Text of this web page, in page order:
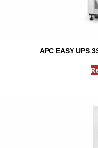
APC EASY UPS